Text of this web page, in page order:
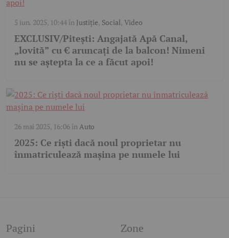
5 iun. 2025, 10:44în Justiție, Social, Video
EXCLUSIV/Pitești: Angajată Apă Canal,
„lovită” cu € aruncați de la balcon! Nimeni
nu se aștepta la ce a făcut apoi!
26 mai 2025, 16:06în Auto
2025: Ce riști dacă noul proprietar nu
înmatriculează mașina pe numele lui
Pagini Zone